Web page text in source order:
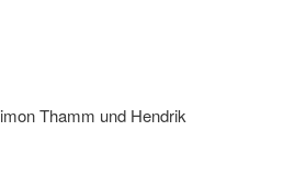
Thamm und Hendrik